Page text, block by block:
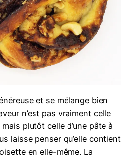
et se mélange bien
n’est pas vraiment celle
plutôt celle d’une pâte à
laisse penser qu’elle contient
en elle-même. La